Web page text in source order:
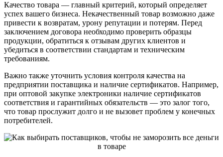
Качество товара — главный критерий, который определяет
успех вашего бизнеса. Некачественный товар возможно даже
привести к возвратам, урону репутации и потерям. Перед
заключением договора необходимо проверить образцы
продукции, обратиться к отзывам других клиентов и
убедиться в соответствии стандартам и техническим
требованиям.
Важно также уточнить условия контроля качества на
предприятии поставщика и наличие сертификатов. Например,
при оптовой закупке электроники наличие сертификатов
соответствия и гарантийных обязательств — это залог того,
что товар прослужит долго и не вызовет проблем у конечных
потребителей.